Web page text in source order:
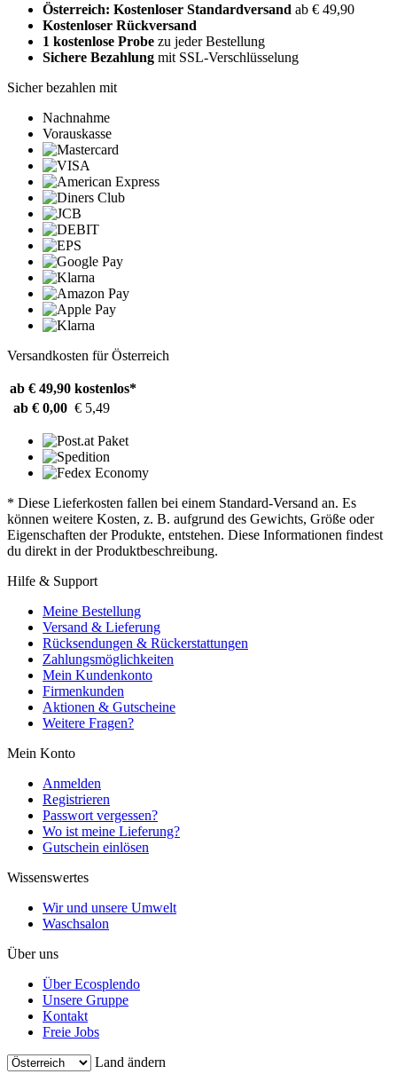
Österreich: Kostenloser Standardversand ab € 49,90
Kostenloser Rückversand
1 kostenlose Probe zu jeder Bestellung
Sichere Bezahlung mit SSL-Verschlüsselung
Sicher bezahlen mit
Nachnahme
Vorauskasse
Versandkosten für Österreich
ab € 49,90 kostenlos*
ab € 0,00 € 5,49
* Diese Lieferkosten fallen bei einem Standard-Versand an. Es
können weitere Kosten, z. B. aufgrund des Gewichts, Größe oder
Eigenschaften der Produkte, entstehen. Diese Informationen findest
du direkt in der Produktbeschreibung.
Hilfe & Support
Meine Bestellung
Versand & Lieferung
Rücksendungen & Rückerstattungen
Zahlungsmöglichkeiten
Mein Kundenkonto
Firmenkunden
Aktionen & Gutscheine
Weitere Fragen?
Mein Konto
Anmelden
Registrieren
Passwort vergessen?
Wo ist meine Lieferung?
Gutschein einlösen
Wissenswertes
Wir und unsere Umwelt
Waschsalon
Über uns
Über Ecosplendo
Unsere Gruppe
Kontakt
Freie Jobs
Land ändern